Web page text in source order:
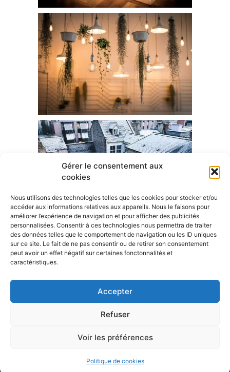
Gérer le consentement aux
cookies
Nous utilisons des technologies telles que les cookies pour stocker et/ou
accéder aux informations relatives aux appareils. Nous le faisons pour
améliorer l’expérience de navigation et pour afficher des publicités
personnalisées. Consentir à ces technologies nous permettra de traiter
des données telles que le comportement de navigation ou les ID uniques
sur ce site. Le fait de ne pas consentir ou de retirer son consentement
peut avoir un effet négatif sur certaines fonctonnalités et
caractéristiques.
Accepter
Refuser
Voir les préférences
Politique de cookies
A visiter
Mairie de Rountzenheim-Auenheim
Oiron travaux
Aucun lien avec l'ancienne commune française.